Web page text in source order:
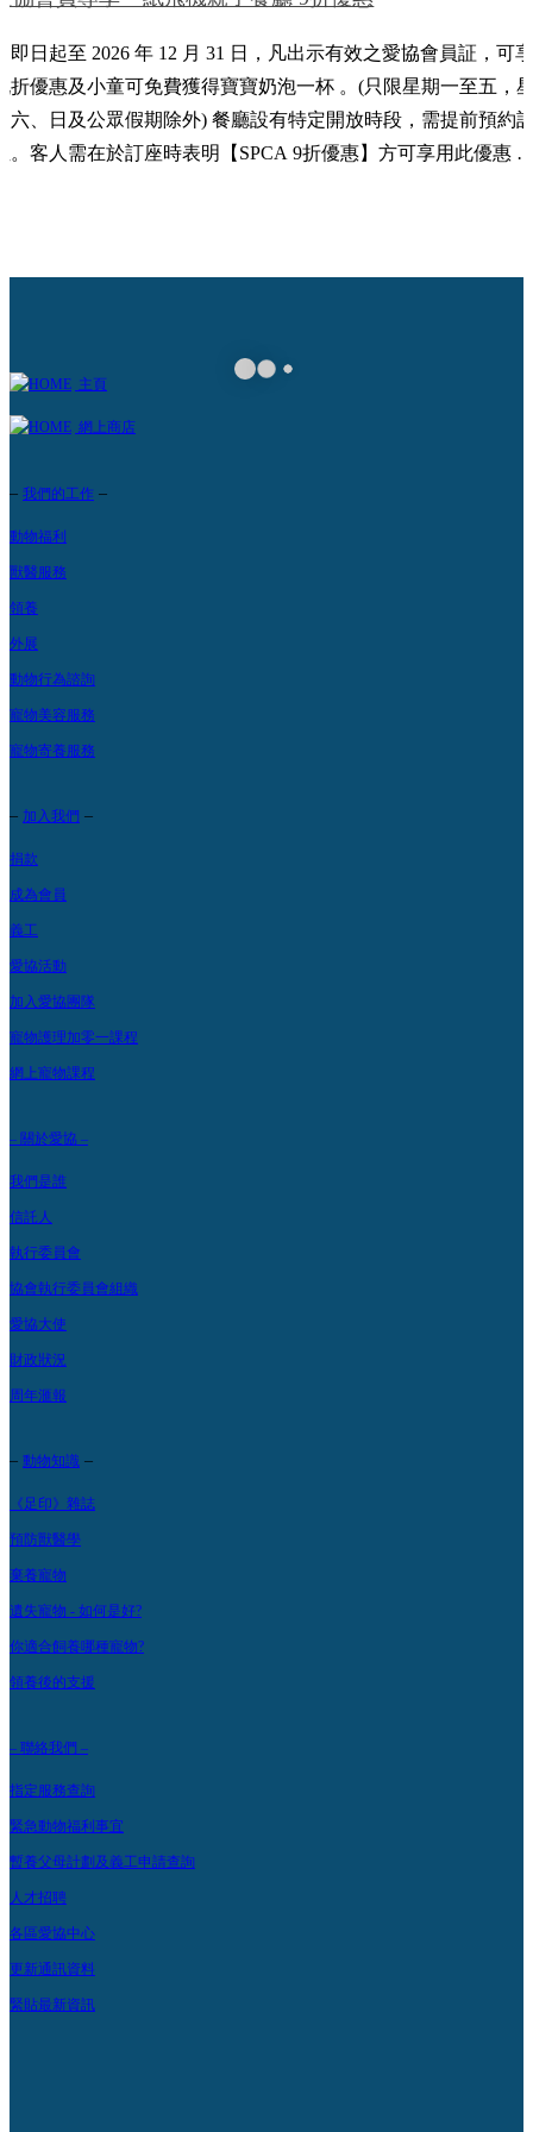
即日起至 2026 年 12 月 31 日，凡出示有效之愛協會員証，可享
折優惠及小童可免費獲得寶寶奶泡一杯 。(只限星期一至五，
六、日及公眾假期除外) 餐廳設有特定開放時段，需提前預約
。客人需在於訂座時表明【SPCA 9折優惠】方可享用此優惠
飲最低消費，成人餐飲最低消費$150/位，小童入場遊玩需穿著
滑襪； 餐廳設有特定開放時段，需提前預約訂位，並備註
優惠不能與任何其他推廣或優惠折扣同時使用，亦不可兌換其
； 如有任何爭議, Origami Kids Cafe...
主頁
網上商店
– 我們的工作 –
動物福利
獸醫服務
領養
外展
動物行為諮詢
寵物美容服務
寵物寄養服務
– 加入我們 –
捐款
成為會員
義工
愛協活動
加入愛協團隊
寵物護理加零一課程
網上寵物課程
– 關於愛協 –
我們是誰
信託人
執行委員會
協會執行委員會組織
愛協大使
財政狀況
周年滙報
– 動物知識 –
《足印》雜誌
預防獸醫學
棄養寵物
遺失寵物 - 如何是好?
你適合飼養哪種寵物?
領養後的支援
– 聯絡我們 –
指定服務查詢
緊急動物福利事宜
暫養父母計劃及義工申請查詢
人才招聘
各區愛協中心
更新通訊資料
緊貼最新資訊